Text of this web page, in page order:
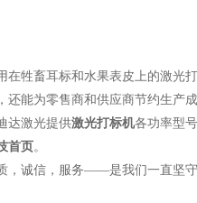
在牲畜耳标和水果表皮上的激光
还能为零售商和供应商节约生产
达激光提供激光打标机各功率型
首页。
，诚信，服务——是我们一直坚守